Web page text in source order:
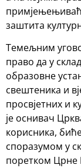
заштита
Темељним
право да у
образовне
свештеника и
просвјетних и
је оснивач
корисника,
споразумом у
поретком Црне